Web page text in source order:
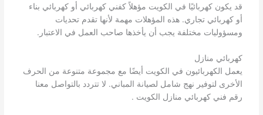
قد يكون كهربائيًا في الكويت مؤهلاً كفني كهربائي أو كهربائي بناء
أو كهربائي تجاري. هذه المؤهلات مهمة لأنها تقدم تحديات
ومسؤوليات مختلفة يجب أن يأخذها صاحب العمل في الاعتبار.
كهربائي منازل
يعمل الكهربائيون في الكويت أيضًا مع مجموعة متنوعة من الحرف
الأخرى لتوفير نهج شامل لصيانة المباني. لا تتردد بالتواصل معنا
رقم فني كهربائي منازل الكويت .